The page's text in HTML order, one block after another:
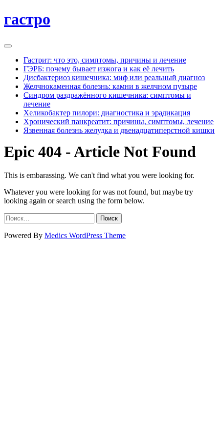
гастро
Гастрит: что это, симптомы, причины и лечение
ГЭРБ: почему бывает изжога и как её лечить
Дисбактериоз кишечника: миф или реальный диагноз
Желчнокаменная болезнь: камни в желчном пузыре
Синдром раздражённого кишечника: симптомы и
лечение
Хеликобактер пилори: диагностика и эрадикация
Хронический панкреатит: причины, симптомы, лечение
Язвенная болезнь желудка и двенадцатиперстной кишки
Epic 404 - Article Not Found
This is embarassing. We can't find what you were looking for.
Whatever you were looking for was not found, but maybe try
looking again or search using the form below.
Найти:
Powered By Medics WordPress Theme